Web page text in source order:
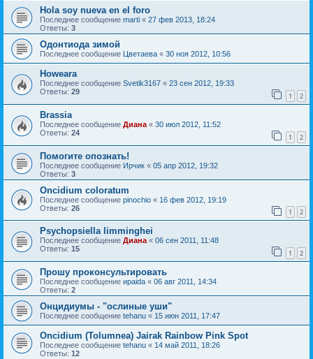
Hola soy nueva en el foro
Последнее сообщение marti « 27 фев 2013, 18:24
Ответы: 3
Одонтиода зимой
Последнее сообщение Цветаева « 30 ноя 2012, 10:56
Howeara
Последнее сообщение Svetik3167 « 23 сен 2012, 19:33
Ответы: 29 1 2
Brassia
Последнее сообщение Диана « 30 июл 2012, 11:52
Ответы: 24 1 2
Помогите опознать!
Последнее сообщение Ирчик « 05 апр 2012, 19:32
Ответы: 3
Oncidium coloratum
Последнее сообщение pinochio « 16 фев 2012, 19:19
Ответы: 26 1 2
Psychopsiella limminghei
Последнее сообщение Диана« 06 сен 2011, 11:48
Ответы: 15 1 2
Прошу проконсультировать
Последнее сообщение ираida « 06 авг 2011, 14:34
Ответы: 2
Онцидиумы - "ослиные уши"
Последнее сообщение tehanu « 15 июн 2011, 17:47
Oncidium (Tolumnea) Jairak Rainbow Pink Spot
Последнее сообщение tehanu « 14 май 2011, 18:26
Ответы: 12